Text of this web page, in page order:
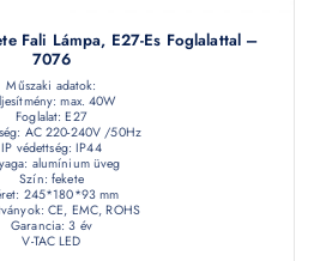
Fali Lámpa, E27-Es Foglalattal –
7076
Műszaki adatok:
max. 40W
Foglalat: E27
AC 220-240V /50Hz
IP védettség: IP44
alumínium üveg
Szín: fekete
245*180*93 mm
CE, EMC, ROHS
Garancia: 3 év
V-TAC LED